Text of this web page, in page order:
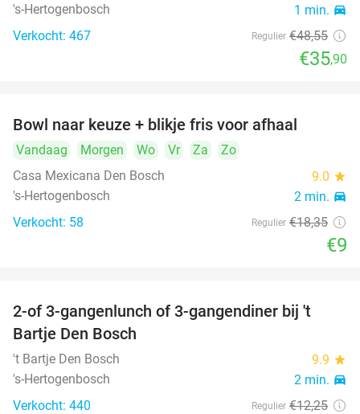
's-Hertogenbosch 1 min. directions_car
Verkocht: 467 Regulier €48,55
€35,90
Bowl naar keuze + blikje fris voor afhaal
Vandaag Morgen Wo Vr Za
Zo
Casa Mexicana Den Bosch
9.0 star
's-Hertogenbosch 2 min. directions_car
Verkocht: 58 Regulier €18,35
€9
35%
2-of 3-gangenlunch of 3-gangendiner bij 't
Bartje Den Bosch
't Bartje Den Bosch 9.9 star
's-Hertogenbosch 2 min. directions_car
Verkocht: 440 Regulier €12,25